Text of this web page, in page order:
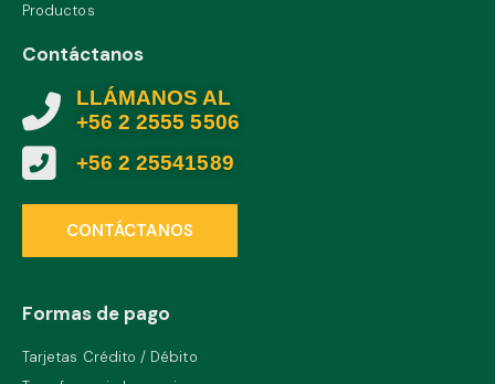
Productos
Contáctanos
LLÁMANOS AL
+56 2 2555 5506
+56 2 25541589
CONTÁCTANOS
Formas de pago
Tarjetas Crédito / Débito